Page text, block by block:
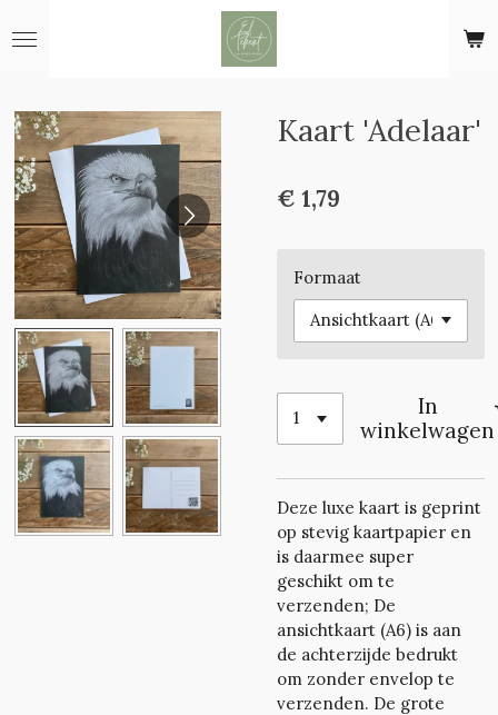
direct
hoofdinhoud
Kaart 'Adelaar'
€ 1,79
Formaat
In
winkelwagen
Deze luxe kaart is geprint
op stevig kaartpapier en
is daarmee super
geschikt om te
verzenden; De
ansichtkaart (A6) is aan
de achterzijde bedrukt
om zonder envelop te
verzenden. De grote